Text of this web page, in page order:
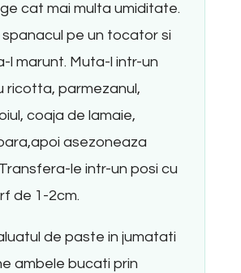
cat mai multa umiditate.
spanacul pe un tocator si
l marunt. Muta-l intr-un
ricotta, parmezanul,
coaja de lamaie,
asezoneaza
le intr-un posi cu
de 1-2cm.
de paste in jumatati
ambele bucati prin